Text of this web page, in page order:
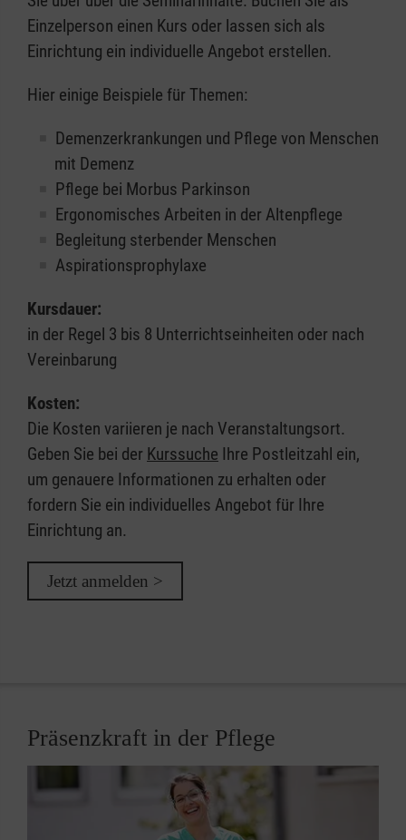
Einzelperson einen Kurs oder lassen sich als
Einrichtung ein individuelle Angebot erstellen.
Hier einige Beispiele für Themen:
Demenzerkrankungen und Pflege von Menschen
mit Demenz
Pflege bei Morbus Parkinson
Ergonomisches Arbeiten in der Altenpflege
Begleitung sterbender Menschen
Aspirationsprophylaxe
Kursdauer:
in der Regel 3 bis 8 Unterrichtseinheiten oder nach
Vereinbarung
Kosten:
Die Kosten variieren je nach Veranstaltungsort.
Geben Sie bei der Kurssuche Ihre Postleitzahl ein,
um genauere Informationen zu erhalten oder
fordern Sie ein individuelles Angebot für Ihre
Einrichtung an.
Jetzt anmelden >
Präsenzkraft in der Pflege